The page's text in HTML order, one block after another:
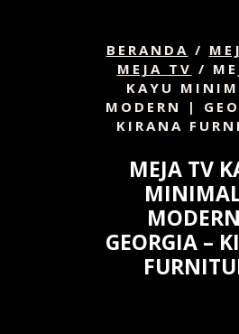
BERANDA /
MEJA TV /
KAYU
MODERN |
KIRANA
MEJA TV
GEORGIA –